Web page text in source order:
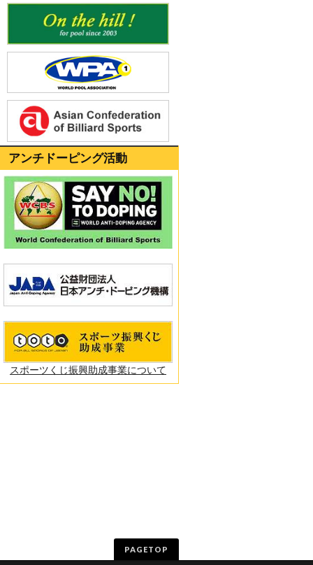
アンチドーピング活動
スポーツくじ振興助成事業について
PAGETOP